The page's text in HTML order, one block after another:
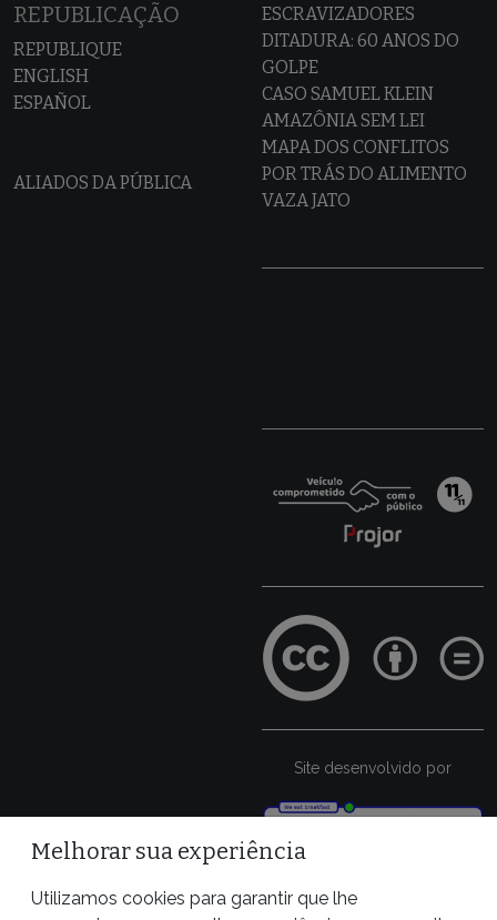
REPUBLICAÇÃO
REPUBLIQUE
ENGLISH
ESPAÑOL
ALIADOS DA PÚBLICA
ESCRAVIZADORES
DITADURA: 60 ANOS DO
GOLPE
CASO SAMUEL KLEIN
AMAZÔNIA SEM LEI
MAPA DOS CONFLITOS
POR TRÁS DO ALIMENTO
VAZA JATO
Site desenvolvido por
Melhorar sua experiência
Utilizamos cookies para garantir que lhe